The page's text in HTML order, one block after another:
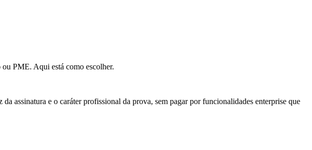
ou PME. Aqui está como escolher.
assinatura e o caráter profissional da prova, sem pagar por funcionalidades enterprise que